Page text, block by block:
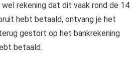
rekening dat dit vaak rond de 14
hebt betaald, ontvang je het
gestort op het bankrekening
betaald.